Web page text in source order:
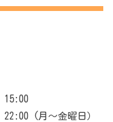
(月～金曜日）